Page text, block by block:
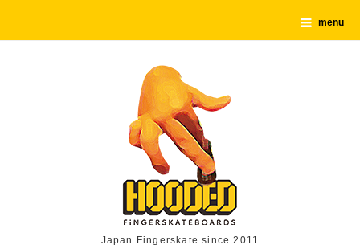
menu
Japan Fingerskate since 2011